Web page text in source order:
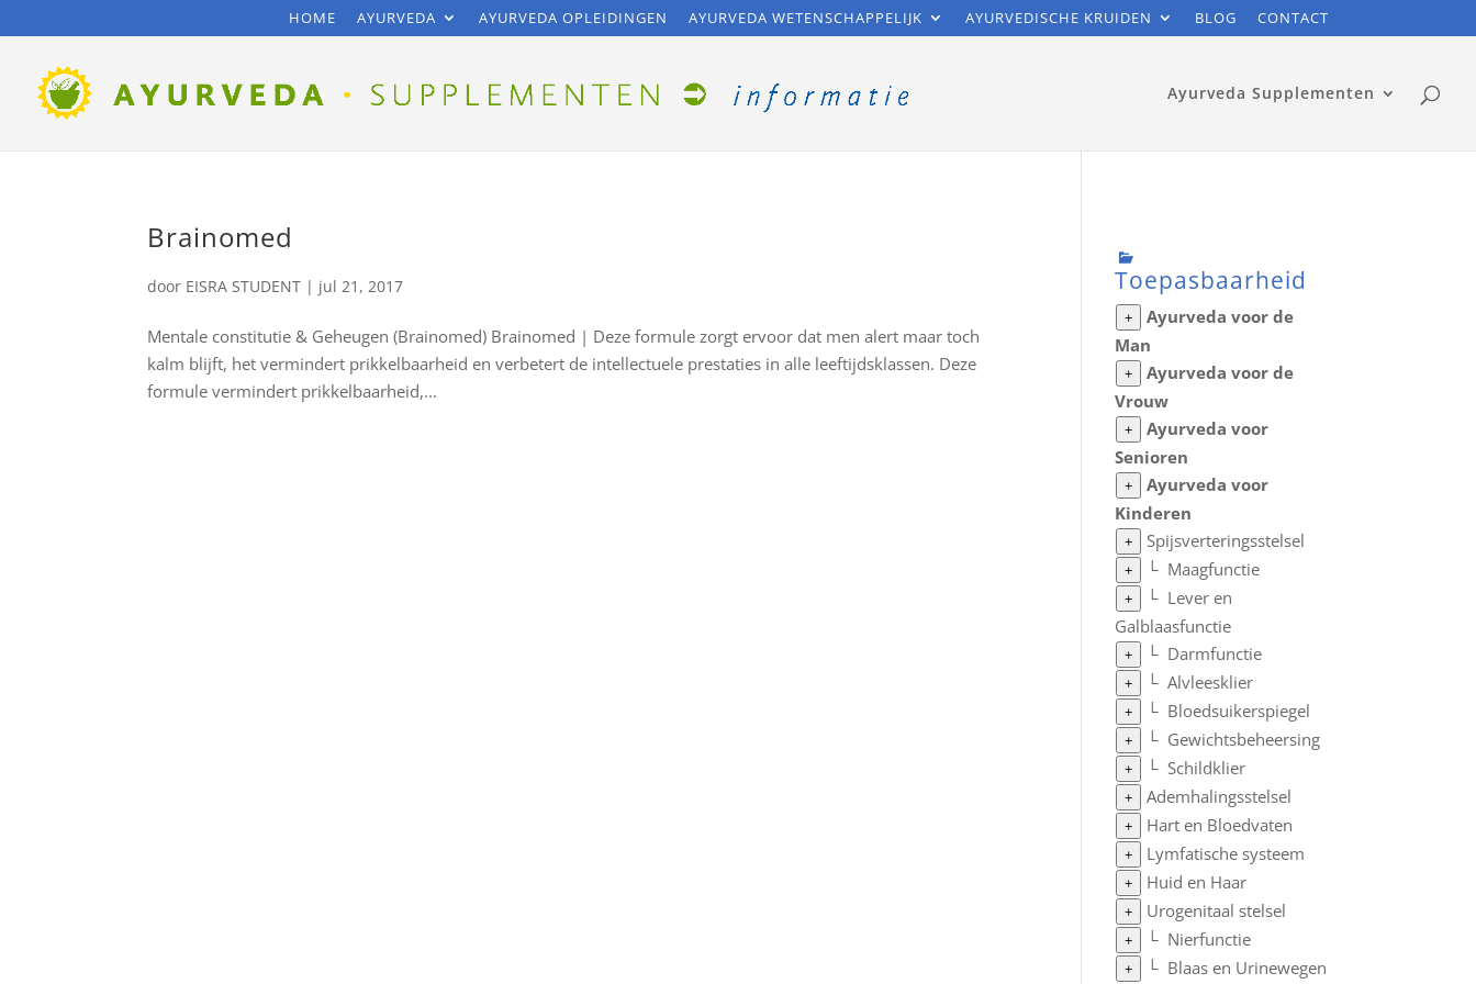
HOME AYURVEDA AYURVEDA OPLEIDINGEN AYURVEDA WETENSCHAPPELIJK AYURVEDISCHE KRUIDEN BLOG CONTACT
Ayurveda Supplementen
Brainomed
door EISRA STUDENT | jul 21, 2017
Mentale constitutie & Geheugen (Brainomed) Brainomed | Deze formule zorgt ervoor dat men alert maar toch
kalm blijft, het vermindert prikkelbaarheid en verbetert de intellectuele prestaties in alle leeftijdsklassen. Deze
formule vermindert prikkelbaarheid,...
Toepasbaarheid
+
Ayurveda voor de
Man
+
Ayurveda voor de
Vrouw
+
Ayurveda voor
Senioren
+
Ayurveda voor
Kinderen
+ Spijsverteringsstelsel
+ └ Maagfunctie
+ └ Lever en
Galblaasfunctie
+ └ Darmfunctie
+ └Alvleesklier
+ └ Bloedsuikerspiegel
+ └ Gewichtsbeheersing
+ └Schildklier
+ Ademhalingsstelsel
+ Hart en Bloedvaten
+ Lymfatische systeem
+ Huid en Haar
+ Urogenitaal stelsel
+ └ Nierfunctie
+ └ Blaas en Urinewegen